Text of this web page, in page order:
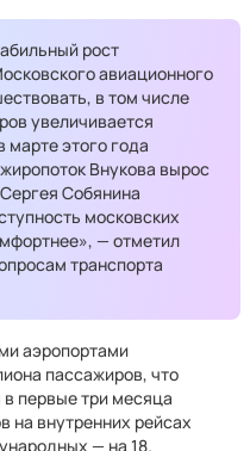
рост
авиационного
в том числе
увеличивается
этого года
Внукова вырос
Собянина
московских
— отметил
транспорта
аэропортами
пассажиров, что
первые три месяца
на внутренних рейсах
— на 18.